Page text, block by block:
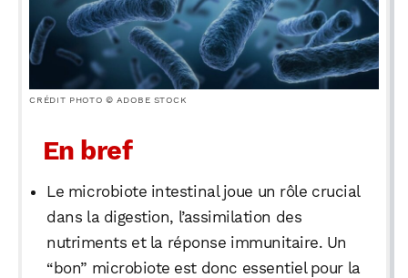
CRÉDIT PHOTO © ADOBE STOCK
En bref
Le microbiote intestinal joue un rôle crucial
dans la digestion, l’assimilation des
nutriments et la réponse immunitaire. Un
“bon” microbiote est donc essentiel pour la